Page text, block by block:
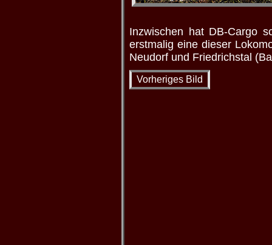
Inzwischen hat DB-Cargo
erstmalig eine dieser
Neudorf und Friedrichstal
Vorheriges Bild